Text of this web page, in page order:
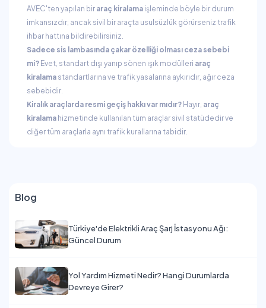
AVEC'ten yapılan bir araç kiralama işleminde böyle bir durum
imkansızdır; ancak sivil bir araçta usulsüzlük görürseniz trafik
ihbar hattına bildirebilirsiniz.
Sadece sis lambasında çakar özelliği olması ceza sebebi
mi? Evet, standart dışı yanıp sönen ışık modülleri araç
kiralama standartlarına ve trafik yasalarına aykırıdır, ağır ceza
sebebidir.
Kiralık araçlarda resmi geçiş hakkı var mıdır? Hayır, araç
kiralama hizmetinde kullanılan tüm araçlar sivil statüdedir ve
diğer tüm araçlarla aynı trafik kurallarına tabidir.
Blog
Türkiye'de Elektrikli Araç Şarj İstasyonu Ağı:
Güncel Durum
Yol Yardım Hizmeti Nedir? Hangi Durumlarda
Devreye Girer?